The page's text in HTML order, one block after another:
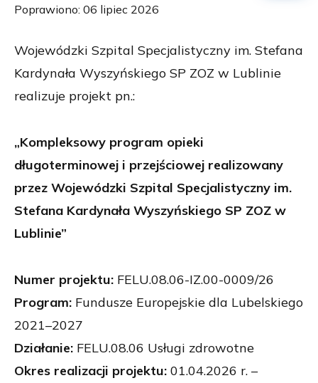
Poprawiono: 06 lipiec 2026
Wojewódzki Szpital Specjalistyczny im. Stefana
Kardynała Wyszyńskiego SP ZOZ w Lublinie
realizuje projekt pn.:
„Kompleksowy program opieki
długoterminowej i przejściowej realizowany
przez Wojewódzki Szpital Specjalistyczny im.
Stefana Kardynała Wyszyńskiego SP ZOZ w
Lublinie”
Numer projektu: FELU.08.06-IZ.00-0009/26
Program: Fundusze Europejskie dla Lubelskiego
2021–2027
Działanie: FELU.08.06 Usługi zdrowotne
Okres realizacji projektu: 01.04.2026 r. –